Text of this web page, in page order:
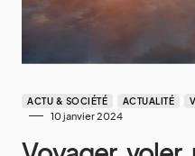
ACTU & SOCIÉTÉ ACTUALITÉ
10 janvier 2024